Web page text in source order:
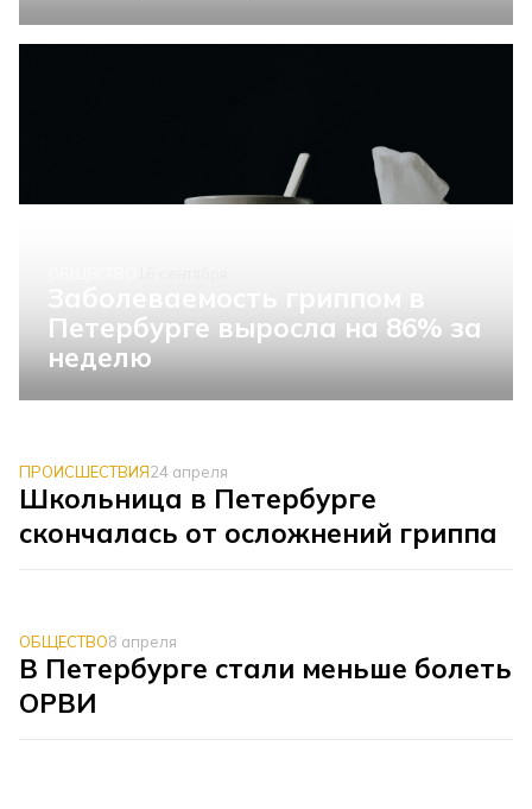
Петербурге выросла на 86% за
неделю
ПРОИСШЕСТВИЯ24 апреля
Школьница в Петербурге
скончалась от осложнений гриппа
ОБЩЕСТВО8 апреля
В Петербурге стали меньше болеть
ОРВИ